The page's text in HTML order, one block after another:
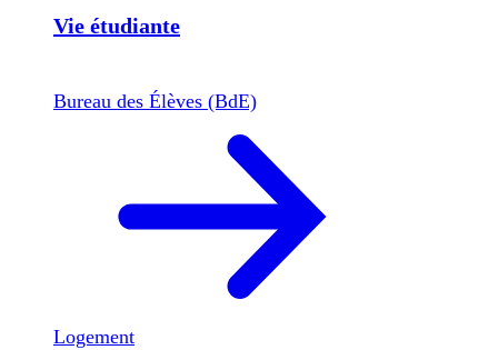
Vie étudiante
Bureau des Élèves (BdE)
Logement